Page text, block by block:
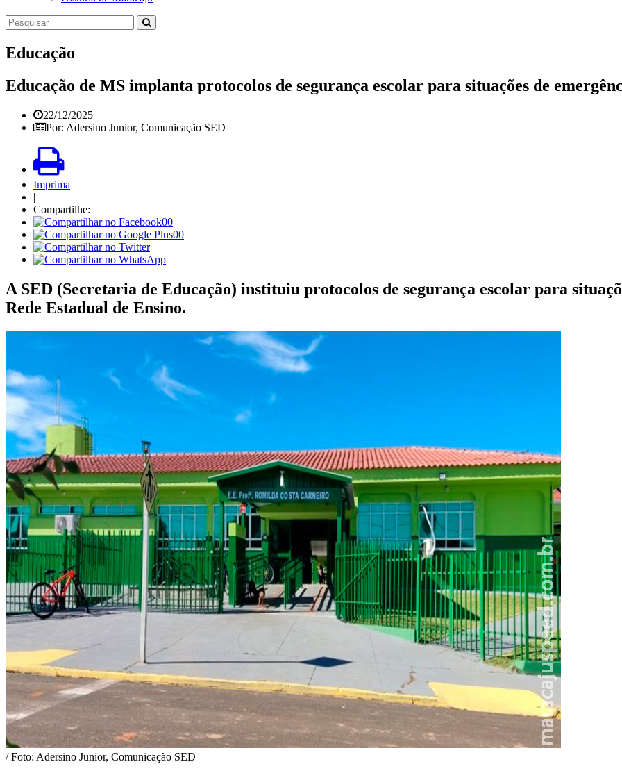
Educação
Educação de MS implanta protocolos de segurança escolar para situações de
22/12/2025
Por: Adersino Junior, Comunicação SED
Imprima
|
Compartilhe:
00
00
A SED (Secretaria de Educação) instituiu protocolos de segurança escolar para
Rede Estadual de Ensino.
/ Foto: Adersino Junior, Comunicação SED